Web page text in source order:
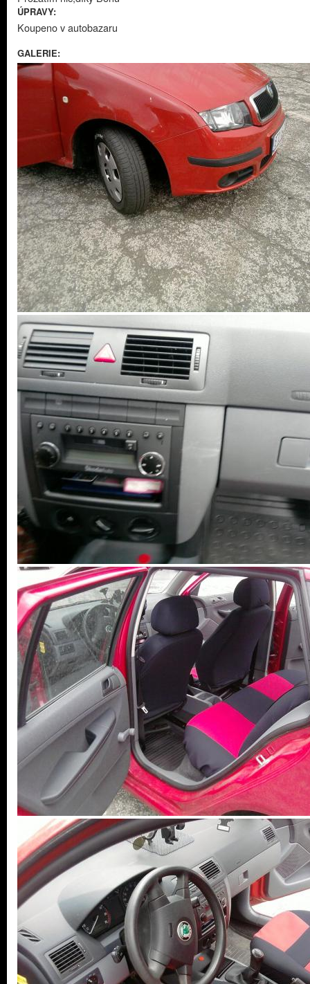
ÚPRAVY:
Koupeno v autobazaru
GALERIE: